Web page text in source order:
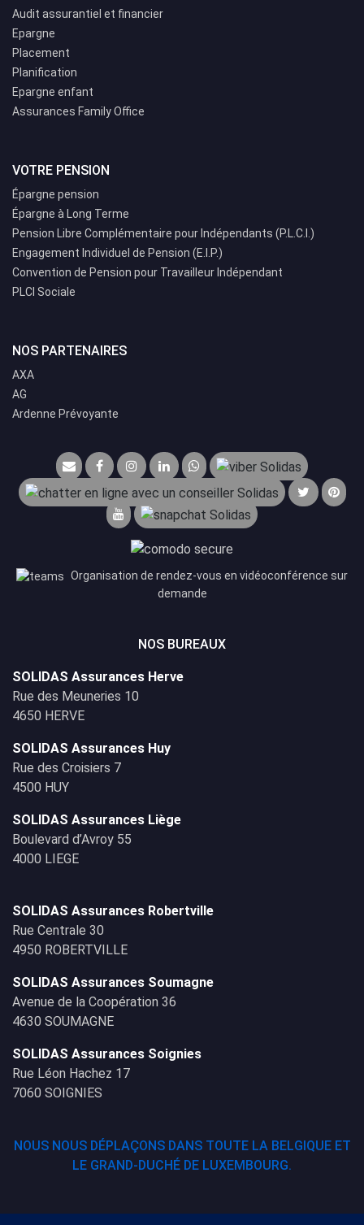
Audit assurantiel et financier
Epargne
Placement
Planification
Epargne enfant
Assurances Family Office
VOTRE PENSION
Épargne pension
Épargne à Long Terme
Pension Libre Complémentaire pour Indépendants (P.L.C.I.)
Engagement Individuel de Pension (E.I.P.)
Convention de Pension pour Travailleur Indépendant
PLCI Sociale
NOS PARTENAIRES
AXA
AG
Ardenne Prévoyante
Organisation de rendez-vous en vidéoconférence sur
demande
NOS BUREAUX
SOLIDAS Assurances Herve
Rue des Meuneries 10
4650 HERVE
SOLIDAS Assurances Huy
Rue des Croisiers 7
4500 HUY
SOLIDAS Assurances Liège
Boulevard d’Avroy 55
4000 LIEGE
SOLIDAS Assurances Robertville
Rue Centrale 30
4950 ROBERTVILLE
SOLIDAS Assurances Soumagne
Avenue de la Coopération 36
4630 SOUMAGNE
SOLIDAS Assurances Soignies
Rue Léon Hachez 17
7060 SOIGNIES
NOUS NOUS DÉPLAÇONS DANS TOUTE LA BELGIQUE ET
LE GRAND-DUCHÉ DE LUXEMBOURG.